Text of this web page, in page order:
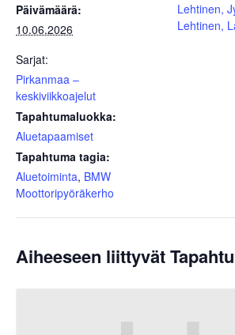
Päivämäärä:
10.06.2026
Sarjat:
Pirkanmaa –
keskiviikkoajelut
Tapahtumaluokka:
Aluetapaamiset
Tapahtuma tagia:
Aluetoiminta, BMW
Moottoripyöräkerho
Lehtinen,
Lehtinen,
Aiheeseen liittyvät